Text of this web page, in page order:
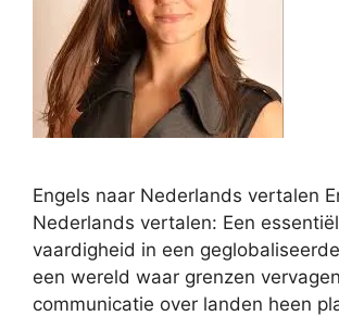
Engels naar Nederlands vertalen
Nederlands vertalen: Een
vaardigheid in een
een wereld waar grenzen
communicatie over landen heen